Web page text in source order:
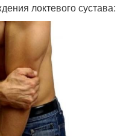
локтевого сустава: